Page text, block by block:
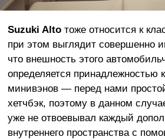
Suzuki Altoтоже относится к
при этом выглядит совершенно
что внешность этого
определяется принадлежностью
минивэнов — перед нами
хетчбэк, поэтому в данном
уже не отвоевывал каждый
внутреннего пространства с